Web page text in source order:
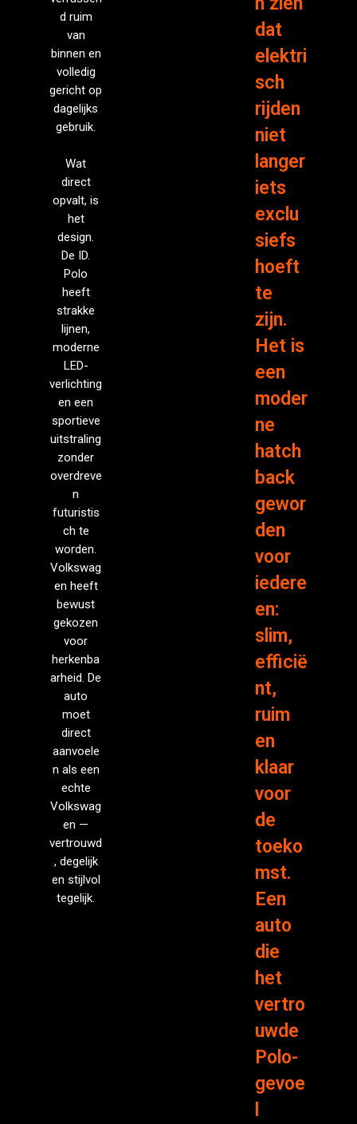
d ruim
van
binnen en
volledig
gericht op
dagelijks
gebruik.
Wat
direct
opvalt, is
het
design.
De ID.
Polo
heeft
strakke
lijnen,
moderne
LED-
verlichting
en een
sportieve
uitstraling
zonder
overdreve
n
futuristis
ch te
worden.
Volkswag
en heeft
bewust
gekozen
voor
herkenba
arheid. De
auto
moet
direct
aanvoele
n als een
echte
Volkswag
en —
vertrouwd
, degelijk
en stijlvol
tegelijk.
dat
elektri
sch
rijden
niet
langer
iets
exclu
siefs
hoeft
te
zijn.
Het is
een
moder
ne
hatch
back
gewor
den
voor
iedere
en:
slim,
efficië
nt,
ruim
en
klaar
voor
de
toeko
mst.
Een
auto
die
het
vertro
uwde
Polo-
gevoe